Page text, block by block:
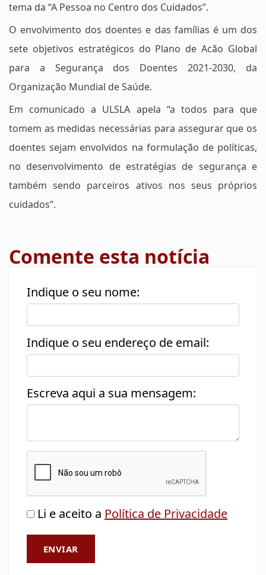
tema da “A Pessoa no Centro dos Cuidados”.
O envolvimento dos doentes e das famílias é um dos
sete objetivos estratégicos do Plano de Acão Global
para a Segurança dos Doentes 2021-2030, da
Organização Mundial de Saúde.
Em comunicado a ULSLA apela “a todos para que
tomem as medidas necessárias para assegurar que os
doentes sejam envolvidos na formulação de políticas,
no desenvolvimento de estratégias de segurança e
também sendo parceiros ativos nos seus próprios
cuidados”.
Comente esta notícia
Indique o seu nome:
Indique o seu endereço de email:
Escreva aqui a sua mensagem:
Li e aceito a Política de Privacidade
ENVIAR